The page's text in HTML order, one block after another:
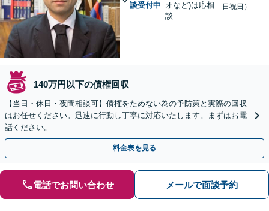
談受付中 オなど)は応相
談
日祝日）
140万円以下の債権回収
【当日・休日・夜間相談可】債権をためない為の予防策と実際の回収
はお任せください。迅速に行動し丁寧に対応いたします。まずはお電
話ください。
料金表を見る
電話でお問い合わせ メールで面談予約